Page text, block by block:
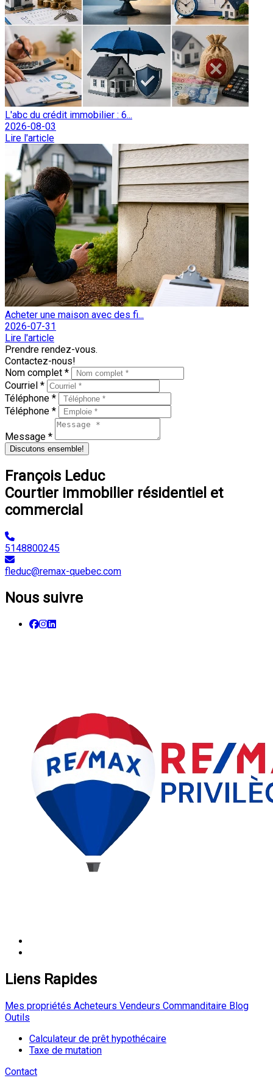
L'abc du crédit immobilier : 6...
2026-08-03
Lire l'article
Acheter une maison avec des fi...
2026-07-31
Lire l'article
Prendre rendez-vous.
Contactez-nous!
Nom complet *
Courriel *
Téléphone *
Téléphone *
Message *
Discutons ensemble!
François Leduc
Courtier immobilier résidentiel et
commercial
5148800245
fleduc@remax-quebec.com
Nous suivre
Liens Rapides
Mes propriétés Acheteurs Vendeurs Commanditaire Blog
Outils
Calculateur de prêt hypothécaire
Taxe de mutation
Contact